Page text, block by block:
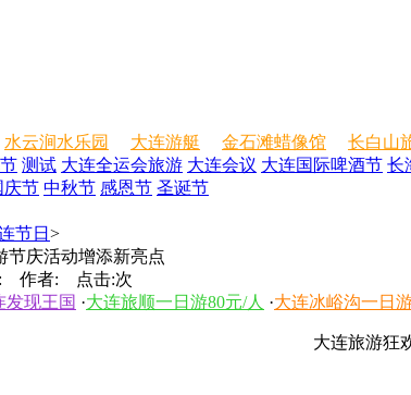
水云涧水乐园 大连游艇 金石滩蜡像馆 长白山
测试 大连全运会旅游 大连会议 大连国际啤酒节 长
庆节 中秋节 感恩节 圣诞节
节日 >
节庆活动增添新亮点
: 作者: 点击:次
发现王国 ·大连旅顺一日游80元/人 ·大连冰峪沟一日
大连旅游狂